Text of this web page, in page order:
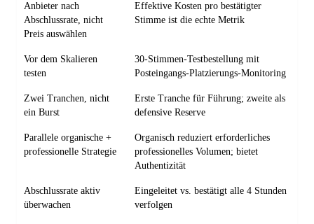
Anbieter nach
Abschlussrate, nicht
Preis auswählen
Effektive Kosten pro bestätigter
Stimme ist die echte Metrik
Vor dem Skalieren
testen
30-Stimmen-Testbestellung mit
Posteingangs-Platzierungs-Monitoring
Zwei Tranchen, nicht
ein Burst
Erste Tranche für Führung; zweite als
defensive Reserve
Parallele organische +
professionelle Strategie
Organisch reduziert erforderliches
professionelles Volumen; bietet
Authentizität
Abschlussrate aktiv
überwachen
Eingeleitet vs. bestätigt alle 4 Stunden
verfolgen